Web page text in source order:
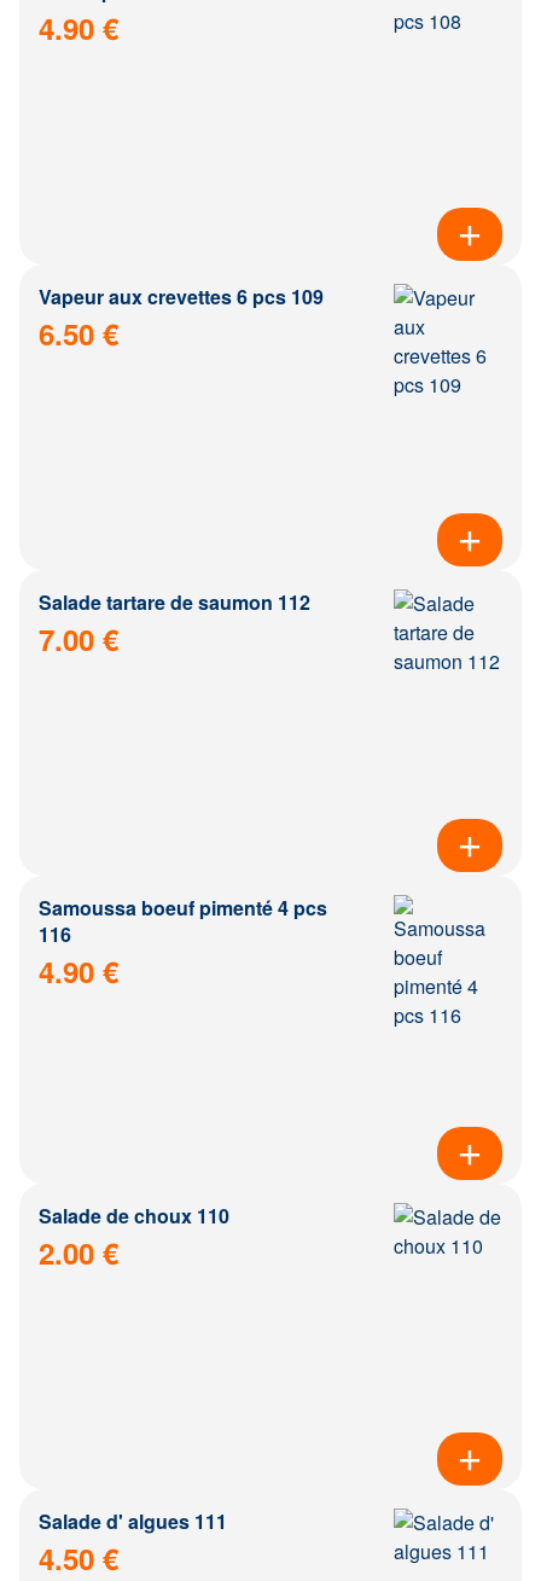
4.90 €
Vapeur aux crevettes 6 pcs 109
6.50 €
Salade tartare de saumon 112
7.00 €
Samoussa boeuf pimenté 4 pcs
116
4.90 €
Salade de choux 110
2.00 €
Salade d' algues 111
4.50 €